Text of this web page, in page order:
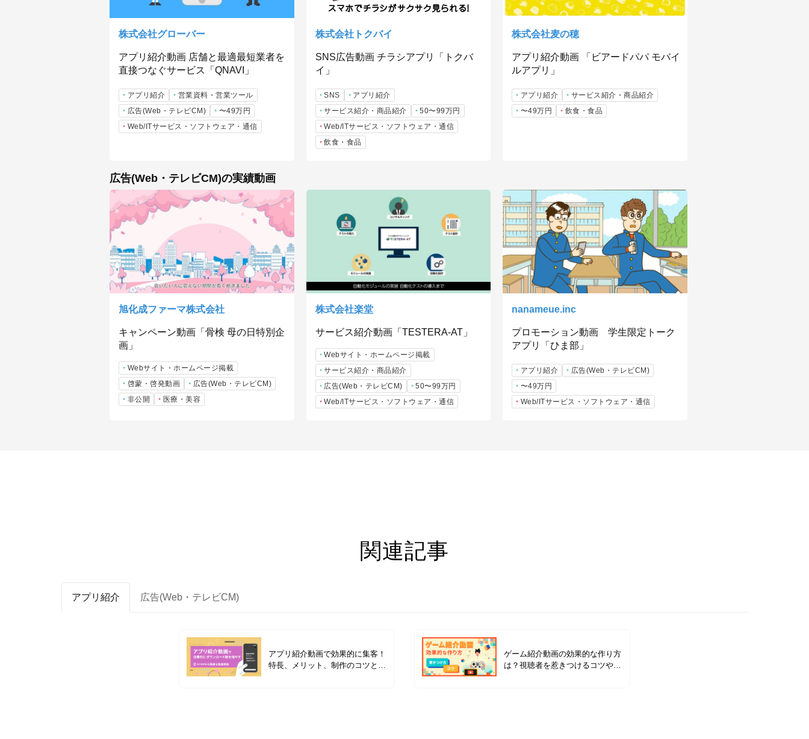
株式会社グローバー
アプリ紹介動画 店舗と最適最短業者を
直接つなぐサービス「QNAVI」
アプリ紹介
営業資料・営業ツール
広告(Web・テレビCM)
〜49万円
Web/ITサービス・ソフトウェア・通信
株式会社トクバイ
SNS広告動画 チラシアプリ「トクバ
イ」
SNS
アプリ紹介
サービス紹介・商品紹介
50〜99万円
Web/ITサービス・ソフトウェア・通信
飲食・食品
株式会社麦の穂
アプリ紹介動画 「ビアードパパ モバイ
ルアプリ」
アプリ紹介
サービス紹介・商品紹介
〜49万円
飲食・食品
広告(Web・テレビCM)の実績動画
旭化成ファーマ株式会社
キャンペーン動画「骨検 母の日特別企
画」
Webサイト・ホームページ掲載
啓蒙・啓発動画
広告(Web・テレビCM)
非公開
医療・美容
株式会社楽堂
サービス紹介動画「TESTERA-AT」
Webサイト・ホームページ掲載
サービス紹介・商品紹介
広告(Web・テレビCM)
50〜99万円
Web/ITサービス・ソフトウェア・通信
nanameue.inc
プロモーション動画 学生限定トーク
アプリ「ひま部」
アプリ紹介
広告(Web・テレビCM)
〜49万円
Web/ITサービス・ソフトウェア・通信
関連記事
アプリ紹介 広告(Web・テレビCM)
アプリ紹介動画で効果的に集客！
特長、メリット、制作のコツと活
ゲーム紹介動画の効果的な作り方
は？視聴者を惹きつけるコツや事